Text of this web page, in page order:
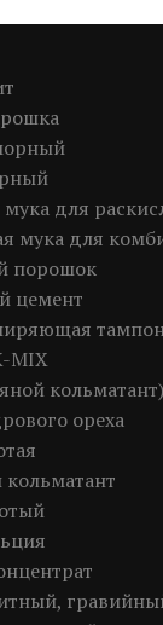
для
мука для
порошок
цемент
MIX
ореха